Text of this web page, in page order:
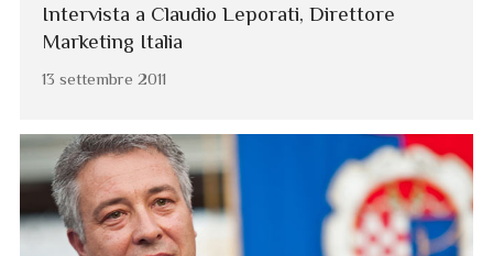
Intervista a Claudio Leporati, Direttore
Marketing Italia
13 settembre 2011